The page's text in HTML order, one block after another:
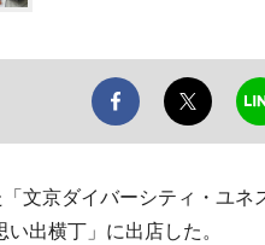
文京ダイバーシティ・ユ
出横丁」に出店した。